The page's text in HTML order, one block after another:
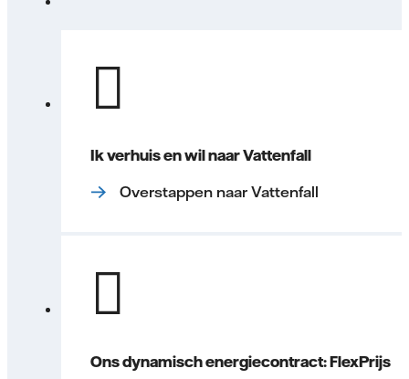
Ik verhuis en wil naar Vattenfall
Overstappen naar Vattenfall
Ons dynamisch energiecontract: FlexPrijs